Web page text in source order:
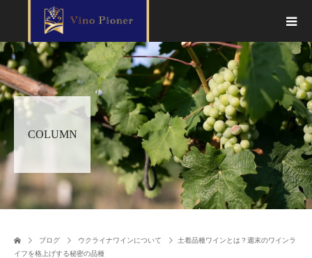
COLUMN
ブログ ウクライナワインについて
土着品種ワインとは？週末のワインラ
イフを格上げする秘密の品種